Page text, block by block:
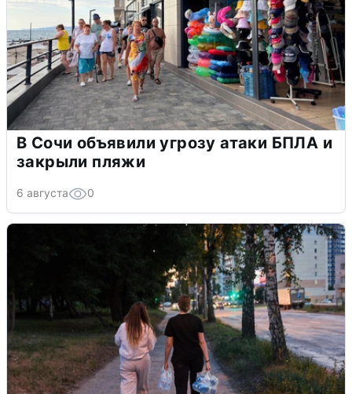
В Сочи объявили угрозу атаки БПЛА и
закрыли пляжи
6 августа 0